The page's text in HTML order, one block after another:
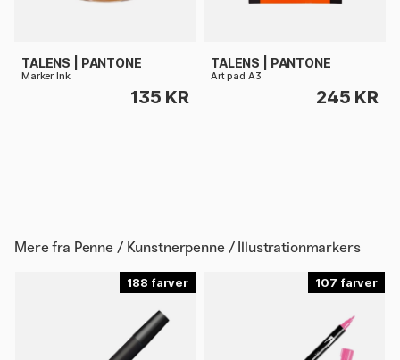
TALENS | PANTONE
Marker Ink
135 KR
TALENS | PANTONE
Art pad A3
245 KR
Mere fra Penne / Kunstnerpenne / Illustrationmarkers
188 107